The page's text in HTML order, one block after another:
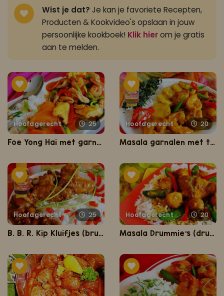
Wist je dat? Je kan je favoriete Recepten,
Producten & Kookvideo's opslaan in jouw
persoonlijke kookboek! Klik hierom je gratis
aan te melden.
Hoofdgerecht 25
Foe Yong Hai met garnalen
Hoofdgerecht 20
Masala garnalen met tajerblad en bakbanaan
Hoofdgerecht 25
B. B. R. Kip Kluifjes (bruine bonen met kipkluifjes)
Hoofdgerecht 20
Masala Drummie's (drumsticks met masala en sugarsnaps)